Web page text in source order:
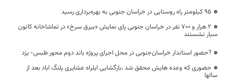
۹۵ کیلومتر راه روستایی در خراسان جنوبی به بهره‌برداری رسید
۲ هزار و ۷۰۰ نفر در خراسان جنوبی پای نمایش «بیرق سرخ» در تماشاخانه کانون
سیار نشستند
?حضور استاندار خراسان‌جنوبی در محل اجرای پروژه باند دوم محور طبس- یزد
حضوری که وعده هایش محقق شد ،بازگشایی ایلراه عشایری پلنگ اباد بعد از
سالها